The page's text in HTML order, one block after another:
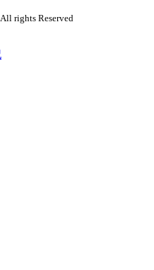
rights Reserved